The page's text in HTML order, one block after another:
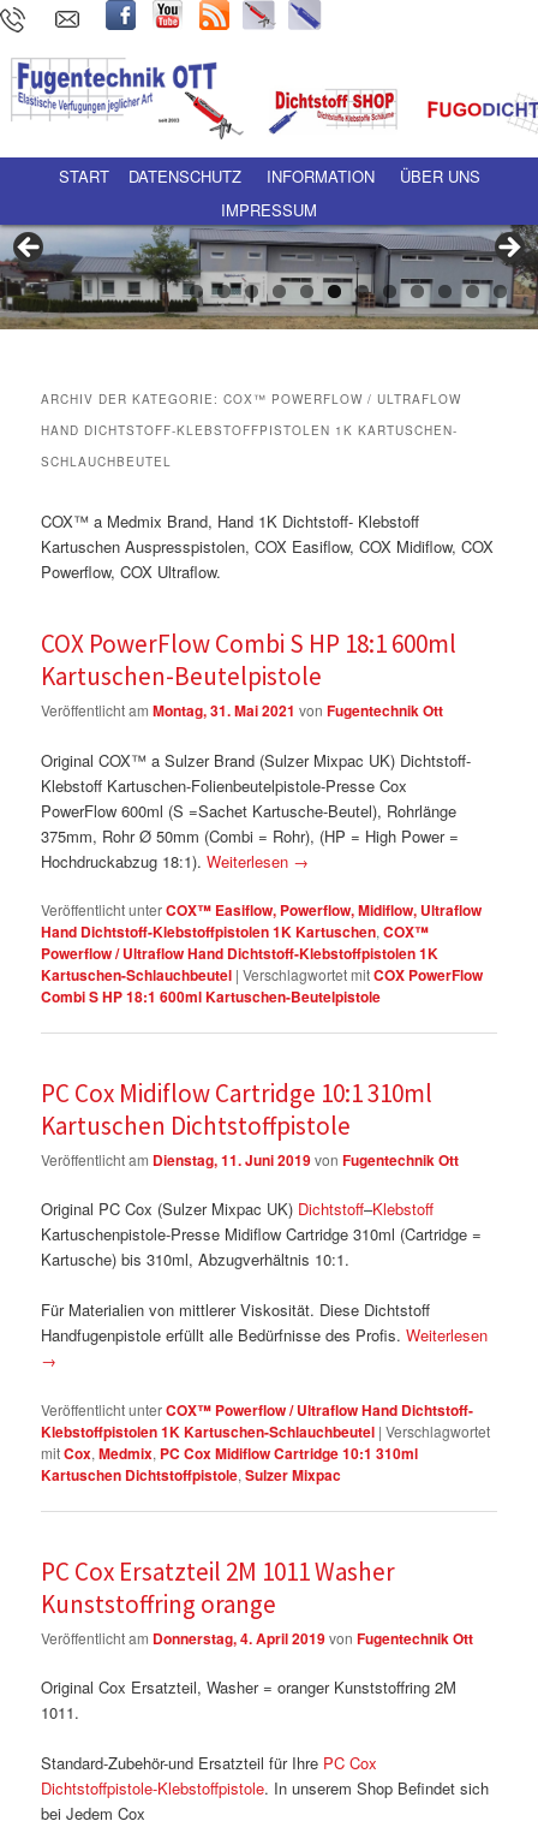
Hauptmenü Zum Inhalt wechseln
Zum sekundären Inhalt wechseln
START DATENSCHUTZ INFORMATION
ÜBER UNS
IMPRESSUM
ARCHIV DER KATEGORIE:COX™ POWERFLOW / ULTRAFLOW
HAND DICHTSTOFF-KLEBSTOFFPISTOLEN 1K KARTUSCHEN-
SCHLAUCHBEUTEL
COX™ a Medmix Brand, Hand 1K Dichtstoff- Klebstoff
Kartuschen Auspresspistolen, COX Easiflow, COX Midiflow, COX
Powerflow, COX Ultraflow.
COX PowerFlow Combi S HP 18:1 600ml
Kartuschen-Beutelpistole
Veröffentlicht amMontag, 31. Mai 2021 vonFugentechnik Ott
Original COX™ a Sulzer Brand (Sulzer Mixpac UK) Dichtstoff-
Klebstoff Kartuschen-Folienbeutelpistole-Presse Cox
PowerFlow 600ml (S =Sachet Kartusche-Beutel), Rohrlänge
375mm, Rohr Ø 50mm (Combi = Rohr), (HP = High Power =
Hochdruckabzug 18:1).Weiterlesen →
Veröffentlicht unterCOX™ Easiflow, Powerflow, Midiflow, Ultraflow
Hand Dichtstoff-Klebstoffpistolen 1K Kartuschen,COX™
Powerflow / Ultraflow Hand Dichtstoff-Klebstoffpistolen 1K
Kartuschen-Schlauchbeutel |Verschlagwortet mitCOX PowerFlow
Combi S HP 18:1 600ml Kartuschen-Beutelpistole
PC Cox Midiflow Cartridge 10:1 310ml
Kartuschen Dichtstoffpistole
Veröffentlicht am Dienstag, 11. Juni 2019vonFugentechnik Ott
Original PC Cox (Sulzer Mixpac UK) Dichtstoff–Klebstoff
Kartuschenpistole-Presse Midiflow Cartridge 310ml (Cartridge =
Kartusche) bis 310ml, Abzugverhältnis 10:1.
Für Materialien von mittlerer Viskosität. Diese Dichtstoff
Handfugenpistole erfüllt alle Bedürfnisse des Profis.Weiterlesen
→
Veröffentlicht unterCOX™ Powerflow / Ultraflow Hand Dichtstoff-
Klebstoffpistolen 1K Kartuschen-Schlauchbeutel |Verschlagwortet
mitCox,Medmix, PC Cox Midiflow Cartridge 10:1 310ml
Kartuschen Dichtstoffpistole,Sulzer Mixpac
PC Cox Ersatzteil 2M 1011 Washer
Kunststoffring orange
Veröffentlicht am Donnerstag, 4. April 2019vonFugentechnik Ott
Original Cox Ersatzteil, Washer = oranger Kunststoffring 2M
1011.
Standard-Zubehör-und Ersatzteil für Ihre PC Cox
Dichtstoffpistole-Klebstoffpistole. In unserem Shop Befindet sich
bei Jedem Cox